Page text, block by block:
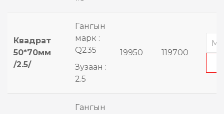
Квадрат
50*70мм
/2.5/
Гангын
марк :
Q235
Зузаан :
2.5
19950 119700
Гангын